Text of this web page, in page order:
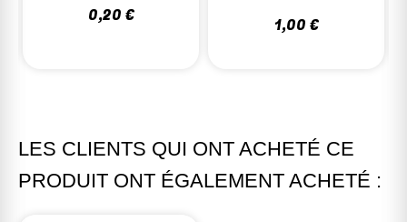
0,20 € 1,00 €
LES CLIENTS QUI ONT ACHETÉ CE
PRODUIT ONT ÉGALEMENT ACHETÉ :